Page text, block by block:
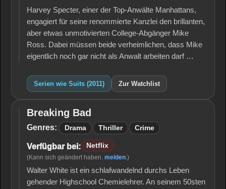
Harvey Specter, einer der Top-Anwälte Manhattans,
engagiert für seine renommierte Kanzlei den brillanten,
aber etwas unmotivierten College-Abgänger Mike
Ross. Dabei müssen beide verheimlichen, dass Mike
eigentlich noch gar nicht als Anwalt arbeiten darf …
Serien wie Suits (2011) Zur Watchlist
Breaking
Bad
Breaking Bad
Genres: Drama Thriller Crime
Verfügbar bei: Netflix
(Kann sich geändert haben. melden.)
Walter White ist ein schlafwandelnd durchs Leben
gehender Highschool Chemielehrer. An seinem 50sten